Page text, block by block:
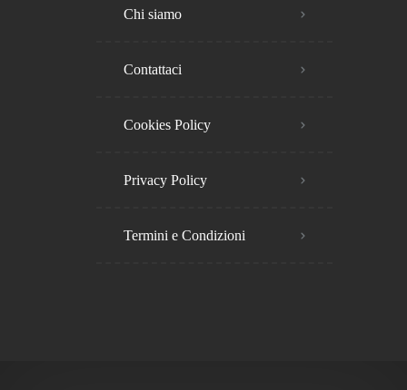
Chi siamo
Contattaci
Cookies Policy​
Privacy Policy​
Termini e Condizioni